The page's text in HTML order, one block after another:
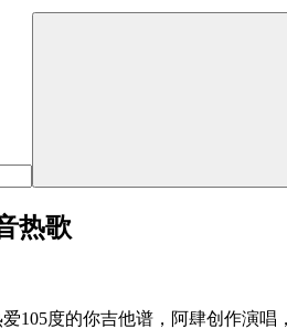
热歌
爱105度的你吉他谱，阿肆创作演